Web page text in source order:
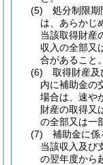
(5)
処分制限期
は、あらかじ
当該取得財産
収入の全部又
合があること。
(6)
取得財産及
内に補助金の
場合は、速や
財産の取得又
の全部又は一
(7)
補助金に係
当該収入及び
の翌年度から